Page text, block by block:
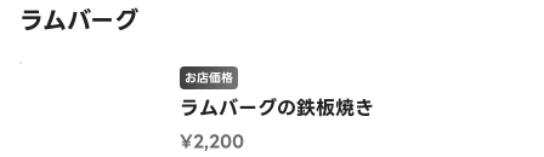
ラムバーグ
ラムバーグの鉄板焼き
お店価格
¥2,200